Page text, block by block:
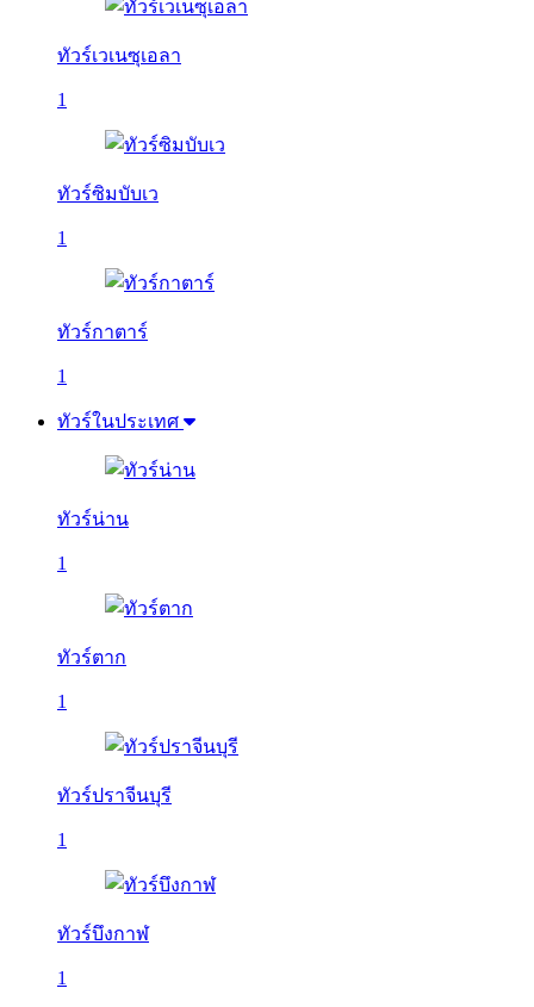
ทัวร์เวเนซุเอลา
1
ทัวร์ซิมบับเว
1
ทัวร์กาตาร์
1
ทัวร์ในประเทศ
ทัวร์น่าน
1
ทัวร์ตาก
1
ทัวร์ปราจีนบุรี
1
ทัวร์บึงกาฬ
1